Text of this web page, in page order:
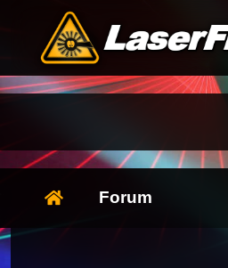
Forum